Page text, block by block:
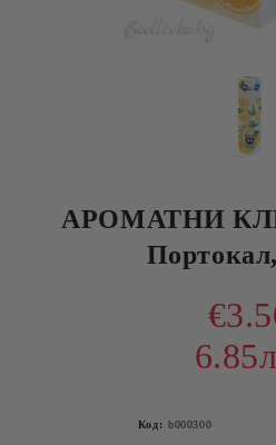
АРОМАТНИ
Код: b000300